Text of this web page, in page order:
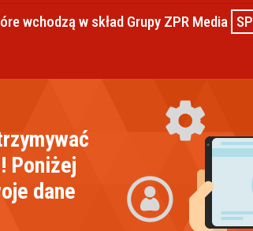
wchodzą w skład Grupy ZPR Media
Poniżej
dane